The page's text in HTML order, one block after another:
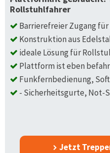
Rollstuhlfahrer
Barrierefreier Zugang
Konstruktion aus
ideale Lösung für
Plattform ist eben
Funkfernbedienung,
- Sicherheitsgurte, Not-
Jetzt